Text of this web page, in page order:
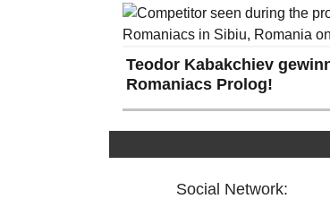
Teodor Kabakchiev
Romaniacs Prolog!
Social Network: